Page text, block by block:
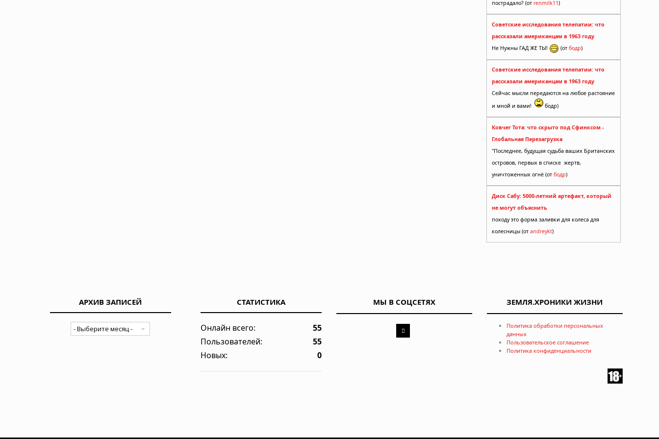
пострадало? (от renmilk11)
Советские исследования телепатии: что
рассказали американцам в 1963 году
Не Нужны ГАД ЖЕ ТЫ!
(от бодр)
Советские исследования телепатии: что
рассказали американцам в 1963 году
Сейчас мысли передаются на любое растояние
и мной и вами!
бодр)
Ковчег Тота: что скрыто под Сфинксом -
Глобальная Перезагрузка
"Последнее, будущая судьба ваших Британских
островов, первых в списке жертв,
уничтоженных огнё (от бодр)
Диск Сабу: 5000-летний артефакт, который
не могут объяснить
походу это форма заливки для колеса для
колесницы (от andreykt)
АРХИВ ЗАПИСЕЙ СТАТИСТИКА
Онлайн всего:
55
Пользователей:
55
Новых:
0
МЫ В СОЦСЕТЯХ ЗЕМЛЯ.ХРОНИКИ ЖИЗНИ
Политика обработки персональных
данных
Пользовательское соглашение
Политика конфиденциальности